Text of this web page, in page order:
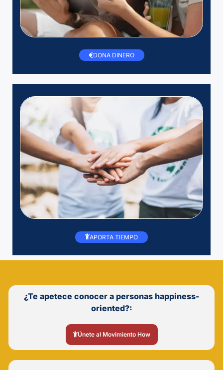
DONA DINERO
APORTA TIEMPO
¿Te apetece conocer a personas happiness-
oriented?:
Únete al Movimiento How